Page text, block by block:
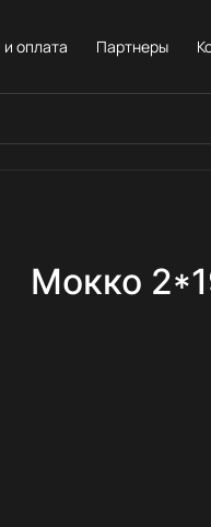
оплата Партнеры
Мокко